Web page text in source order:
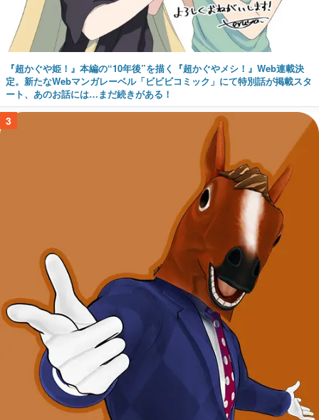
『超かぐや姫！』本編の“10年後”を描く『超かぐやメシ！』Web連載決
定。新たなWebマンガレーベル「ビビビコミック」にて特別話が掲載スタ
ート、あのお話には…まだ続きがある！
3